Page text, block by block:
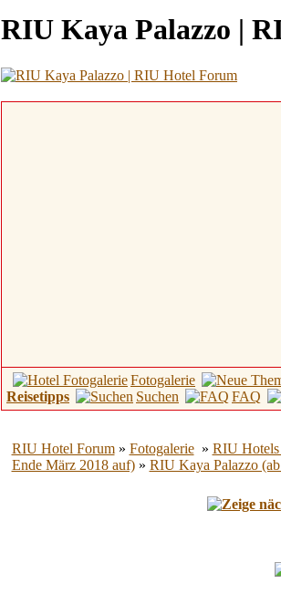
RIU Kaya Palazzo |
Fotogalerie
Reisetipps
Suchen FAQ
RIU Hotel Forum» Fotogalerie» RIU
Ende März 2018 auf)» RIU Kaya Palazzo